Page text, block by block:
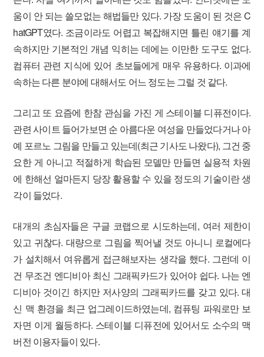
움이 안 되는 쓸모없는 해법들만 있다. 가장 도움이 된 것은 C
hatGPT였다. 조금이라도 어렵고 복잡해지면 틀린 얘기를 계
속하지만 기본적인 개념 익히는 데에는 이만한 도구도 없다.
컴퓨터 관련 지식에 있어 초보들에게 매우 유용하다. 이과에
속하는 다른 분야에 대해서도 어느 정도는 그럴 것 같다.
그리고 또 요즘에 한참 관심을 가진 게 스테이블 디퓨전이다.
관련 사이트 들어가보면 순 아름다운 여성을 만들었다거나 아
예 포르노 그림을 만들고 있는데(최근 기사도 나왔다), 그건 중
요한 게 아니고 적절하게 학습된 모델만 만들면 실용적 차원
에 한해선 얼마든지 당장 활용할 수 있을 정도의 기술이란 생
각이 들었다.
대개의 초심자들은 구글 코랩으로 시도하는데, 여러 제한이
있고 귀찮다. 대량으로 그림을 찍어낼 것도 아니니 로컬에다
가 설치해서 여유롭게 접근해보자는 생각을 했다. 그런데 이
건 무조건 엔디비아 최신 그래픽카드가 있어야 쉽다. 나는 엔
디비아 것이긴 하지만 저사양의 그래픽카드를 갖고 있다. 대
신 맥 환경을 최근 업그레이드하였는데, 컴퓨팅 파워로만 보
자면 이게 월등하다. 스테이블 디퓨전에 있어서도 소수의 맥
버전 이용자들이 있다.